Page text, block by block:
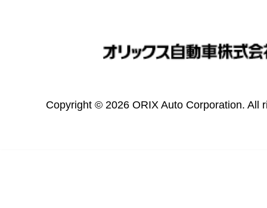
Copyright © 2026 ORIX Auto Corporation. All